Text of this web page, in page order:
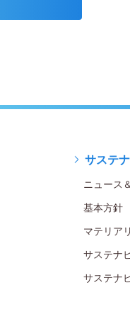
サステ
ニュース
基本方針
マテリア
サステナ
サステナ